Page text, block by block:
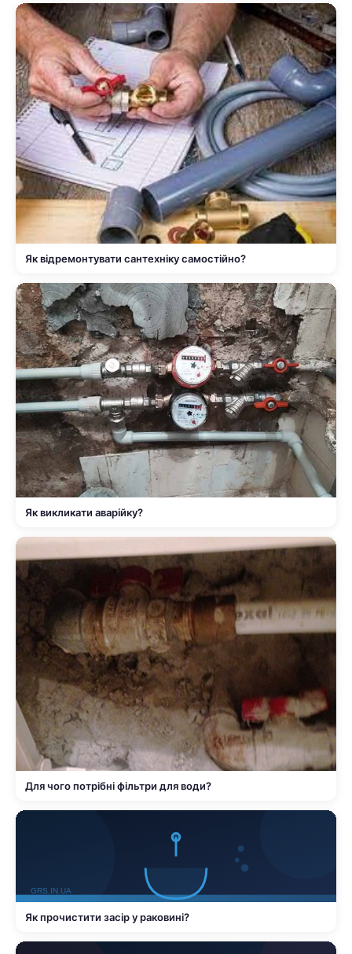
Як відремонтувати сантехніку самостійно?
Як викликати аварійку?
Для чого потрібні фільтри для води?
Як прочистити засір у раковині?